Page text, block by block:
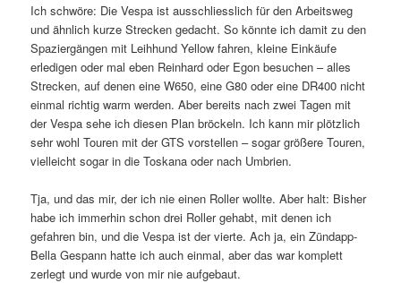
Ich schwöre: Die Vespa ist ausschliesslich für den Arbeitsweg
und ähnlich kurze Strecken gedacht. So könnte ich damit zu den
Spaziergängen mit Leihhund Yellow fahren, kleine Einkäufe
erledigen oder mal eben Reinhard oder Egon besuchen – alles
Strecken, auf denen eine W650, eine G80 oder eine DR400 nicht
einmal richtig warm werden. Aber bereits nach zwei Tagen mit
der Vespa sehe ich diesen Plan bröckeln. Ich kann mir plötzlich
sehr wohl Touren mit der GTS vorstellen – sogar größere Touren,
vielleicht sogar in die Toskana oder nach Umbrien.
Tja, und das mir, der ich nie einen Roller wollte. Aber halt: Bisher
habe ich immerhin schon drei Roller gehabt, mit denen ich
gefahren bin, und die Vespa ist der vierte. Ach ja, ein Zündapp-
Bella Gespann hatte ich auch einmal, aber das war komplett
zerlegt und wurde von mir nie aufgebaut.